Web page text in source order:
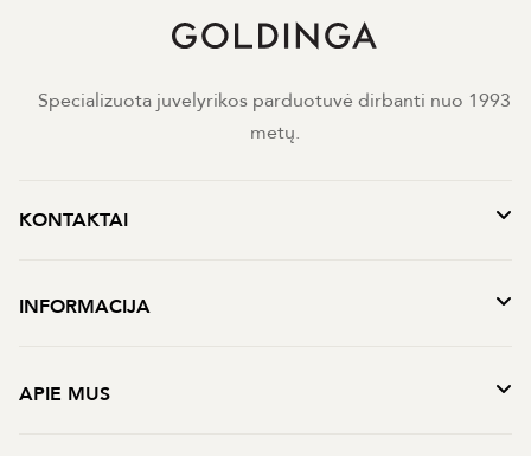
Specializuota juvelyrikos parduotuvė dirbanti nuo 1993
metų.
KONTAKTAI
INFORMACIJA
APIE MUS